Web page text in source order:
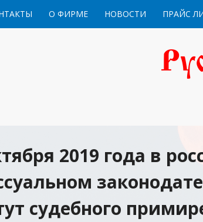
О ФИРМЕ НОВОСТИ ПРАЙС
2019 года в
судебного